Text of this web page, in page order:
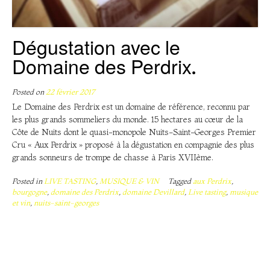
Dégustation avec le
Domaine des Perdrix.
Posted on 22 février 2017
Le Domaine des Perdrix est un domaine de référence, reconnu par
les plus grands sommeliers du monde. 15 hectares au cœur de la
Côte de Nuits dont le quasi-monopole Nuits-Saint-Georges Premier
Cru « Aux Perdrix » proposé à la dégustation en compagnie des plus
grands sonneurs de trompe de chasse à Paris XVIIème.
Posted in LIVE TASTING, MUSIQUE & VIN Tagged aux Perdrix,
bourgogne, domaine des Perdrix, domaine Devillard, Live tasting, musique
et vin, nuits-saint-georges